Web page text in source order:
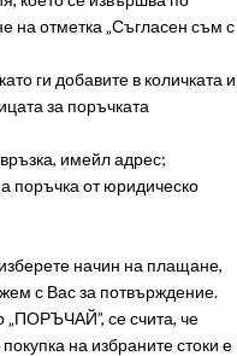
на отметка „Съгласен съм с
ги добавите в количката и
за поръчката
имейл адрес;
поръчка от юридическо
начин на плащане,
с Вас за потвърждение.
„ПОРЪЧАЙ”, се счита, че
на избраните стоки е